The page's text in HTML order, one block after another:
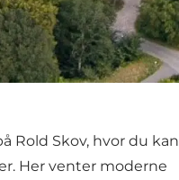
Rold Skov, hvor du kan
Her venter moderne